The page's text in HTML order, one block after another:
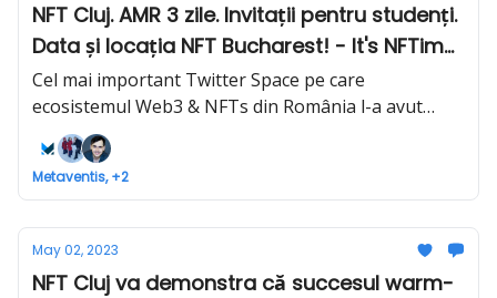
NFT Cluj. AMR 3 zile. Invitații pentru studenți.
Data și locația NFT Bucharest! - It's NFTime
#30
Cel mai important Twitter Space pe care
ecosistemul Web3 & NFTs din România l-a avut
vreodată. Azi, de ziua Europei, la 19:00.
Metaventis, +2
May 02, 2023
NFT Cluj va demonstra că succesul warm-